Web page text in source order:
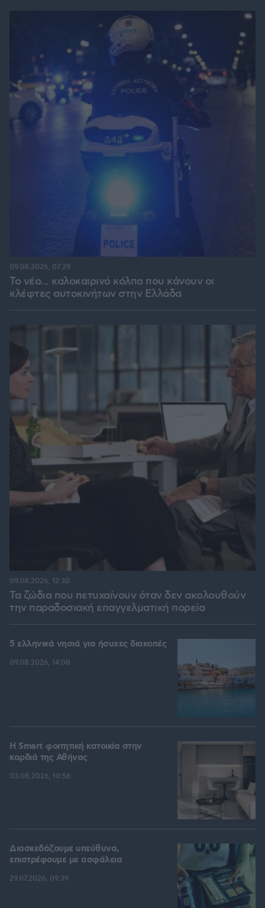
Το νέο... καλοκαιρινό κόλπο που κάνουν οι
κλέφτες αυτοκινήτων στην Ελλάδα
09.08.2026, 07:29
Τα ζώδια που πετυχαίνουν όταν δεν ακολουθούν
την παραδοσιακή επαγγελματική πορεία
09.08.2026, 12:30
5 ελληνικά νησιά για ήσυχες διακοπές
09.08.2026, 14:08
Η Smart φοιτητική κατοικία στην
καρδιά της Αθήνας
03.08.2026, 10:56
Διασκεδάζουμε υπεύθυνα,
επιστρέφουμε με ασφάλεια
29.07.2026, 09:39